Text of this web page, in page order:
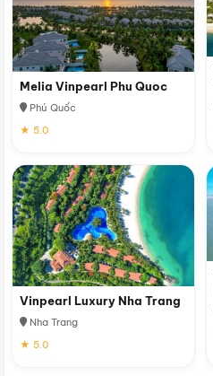
Melia Vinpearl Phu Quoc
Phú Quốc
★ 5.0
Vinpearl Luxury Nha Trang
Nha Trang
★ 5.0